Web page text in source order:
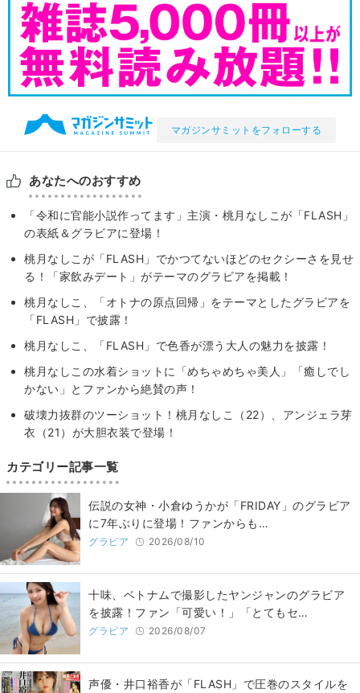
マガジンサミットをフォローする
あなたへのおすすめ
「令和に官能小説作ってます」主演・桃月なしこが「FLASH」
の表紙＆グラビアに登場！
桃月なしこが「FLASH」でかつてないほどのセクシーさを見せ
る！「家飲みデート」がテーマのグラビアを掲載！
桃月なしこ、「オトナの原点回帰」をテーマとしたグラビアを
「FLASH」で披露！
桃月なしこ、「FLASH」で色香が漂う大人の魅力を披露！
桃月なしこの水着ショットに「めちゃめちゃ美人」「癒しでし
かない」とファンから絶賛の声！
破壊力抜群のツーショット！桃月なしこ（22）、アンジェラ芽
衣（21）が大胆衣装で登場！
カテゴリー記事一覧
伝説の女神・小倉ゆうかが「FRIDAY」のグラビア
に7年ぶりに登場！ファンからも…
グラビア 2026/08/10
十味、ベトナムで撮影したヤンジャンのグラビア
を披露！ファン「可愛い！」「とてもセ…
グラビア 2026/08/07
声優・井口裕香が「FLASH」で圧巻のスタイルを